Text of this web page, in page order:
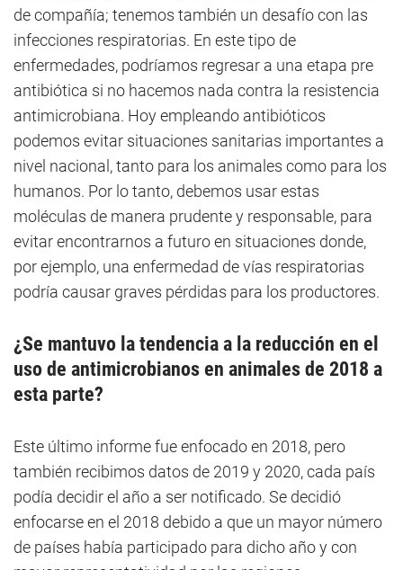
de compañía; tenemos también un desafío con las
infecciones respiratorias. En este tipo de
enfermedades, podríamos regresar a una etapa pre
antibiótica si no hacemos nada contra la resistencia
antimicrobiana. Hoy empleando antibióticos
podemos evitar situaciones sanitarias importantes a
nivel nacional, tanto para los animales como para los
humanos. Por lo tanto, debemos usar estas
moléculas de manera prudente y responsable, para
evitar encontrarnos a futuro en situaciones donde,
por ejemplo, una enfermedad de vías respiratorias
podría causar graves pérdidas para los productores.
¿Se mantuvo la tendencia a la reducción en el
uso de antimicrobianos en animales de 2018 a
esta parte?
Este último informe fue enfocado en 2018, pero
también recibimos datos de 2019 y 2020, cada país
podía decidir el año a ser notificado. Se decidió
enfocarse en el 2018 debido a que un mayor número
de países había participado para dicho año y con